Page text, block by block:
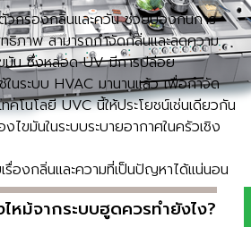
วกรองกลิ่นและควัน ช่วยป้องกันการ
ธิภาพ สามารถกำจัดกลิ่นและลดความ
ขมัน ซึ่งหลอด UV มีการปล่อย
นระบบ HVAC มานานแล้ว เพื่อกำจัด
ทคโนโลยี UVC นี้ให้ประโยชน์เช่นเดียวกัน
ไขมันในระบบระบายอากาศในครัวเชิง
องกลิ่นและความที่เป็นปัญหาได้แน่นอน
หม้จากระบบฮูดควรทำยังไง?